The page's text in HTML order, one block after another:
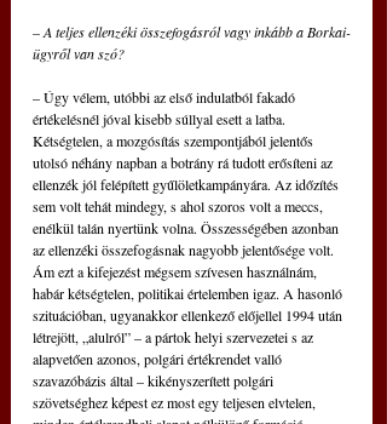
– A teljes ellenzéki összefogásról vagy inkább a Borkai-
ügyről van szó?
– Úgy vélem, utóbbi az első indulatból fakadó
értékelésnél jóval kisebb súllyal esett a latba.
Kétségtelen, a mozgósítás szempontjából jelentős
utolsó néhány napban a botrány rá tudott erősíteni az
ellenzék jól felépített gyűlöletkampányára. Az időzítés
sem volt tehát mindegy, s ahol szoros volt a meccs,
enélkül talán nyertünk volna. Összességében azonban
az ellenzéki összefogásnak nagyobb jelentősége volt.
Ám ezt a kifejezést mégsem szívesen használnám,
habár kétségtelen, politikai értelemben igaz. A hasonló
szituációban, ugyanakkor ellenkező előjellel 1994 után
létrejött, „alulról” – a pártok helyi szervezetei s az
alapvetően azonos, polgári értékrendet valló
szavazóbázis által – kikényszerített polgári
szövetséghez képest ez most egy teljesen elvtelen,